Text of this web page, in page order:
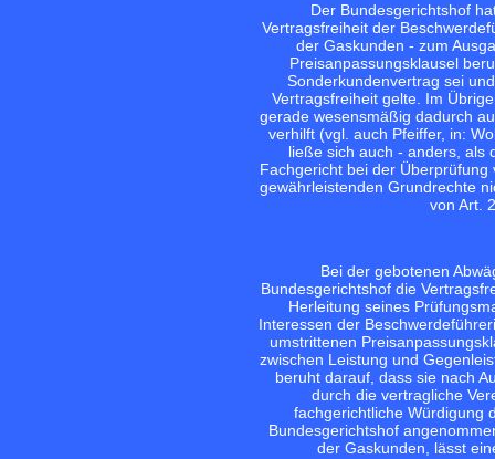
Der Bundesgerichtshof
Vertragsfreiheit der
der Gaskunden - zum
Preisanpassungsklausel
Sonderkundenvertrag sei
Vertragsfreiheit gelte. Im
gerade wesensmäßig dadurch
verhilft (vgl. auch Pfeiffer, in:
ließe sich auch - anders, als
Fachgericht bei der
gewährleistenden Grundrechte
von Art.
Bei der gebotenen
Bundesgerichtshof die
Herleitung seines
Interessen der
umstrittenen
zwischen Leistung und
beruht darauf, dass sie nach
durch die vertragliche
fachgerichtliche Würdigung
Bundesgerichtshof
der Gaskunden, lässt